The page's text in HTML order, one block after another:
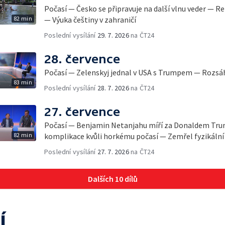
82 min
Počasí — Česko se připravuje na další vlnu veder —
— Výuka češtiny v zahraničí
Poslední vysílání 29. 7. 2026na ČT24
83 min
28. července
Počasí — Zelenskyj jednal v USA s Trumpem —
Poslední vysílání 28. 7. 2026na ČT24
82 min
27. července
Počasí — Benjamin Netanjahu míří za Donaldem
komplikace kvůli horkému počasí — Zemřel
Poslední vysílání 27. 7. 2026na ČT24
Dalších 10 dílů